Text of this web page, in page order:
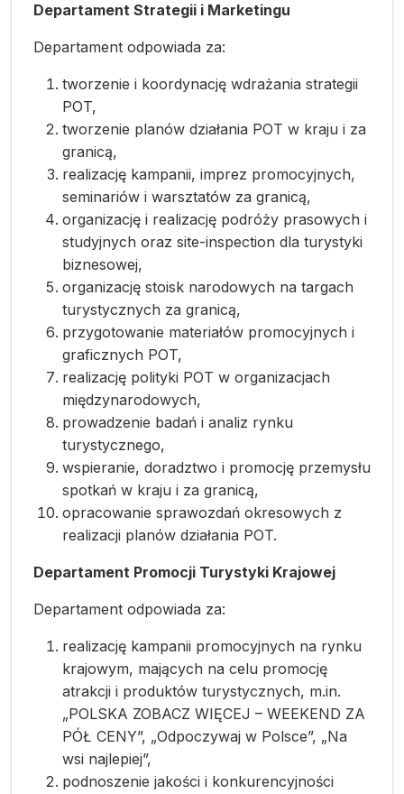
Departament Strategii i Marketingu
Departament odpowiada za:
tworzenie i koordynację wdrażania strategii
POT,
tworzenie planów działania POT w kraju i za
granicą,
realizację kampanii, imprez promocyjnych,
seminariów i warsztatów za granicą,
organizację i realizację podróży prasowych i
studyjnych oraz site-inspection dla turystyki
biznesowej,
organizację stoisk narodowych na targach
turystycznych za granicą,
przygotowanie materiałów promocyjnych i
graficznych POT,
realizację polityki POT w organizacjach
międzynarodowych,
prowadzenie badań i analiz rynku
turystycznego,
wspieranie, doradztwo i promocję przemysłu
spotkań w kraju i za granicą,
opracowanie sprawozdań okresowych z
realizacji planów działania POT.
Departament Promocji Turystyki Krajowej
Departament odpowiada za:
realizację kampanii promocyjnych na rynku
krajowym, mających na celu promocję
atrakcji i produktów turystycznych, m.in.
„POLSKA ZOBACZ WIĘCEJ – WEEKEND ZA
PÓŁ CENY”, „Odpoczywaj w Polsce”, „Na
wsi najlepiej”,
podnoszenie jakości i konkurencyjności